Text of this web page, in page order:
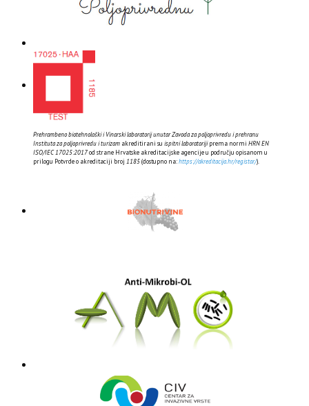
Prehrambeno biotehnološki i Vinarski laboratorij unutar Zavoda za poljoprivredu i prehranu
Instituta za poljoprivredu i turizam akreditirani su ispitni laboratorijiprema normi HRN EN
ISO/IEC 17025:2017od strane Hrvatske akreditacijske agencije u području opisanom u
prilogu Potvrde o akreditaciji broj 1185(dostupno na:https://akreditacija.hr/registar/).